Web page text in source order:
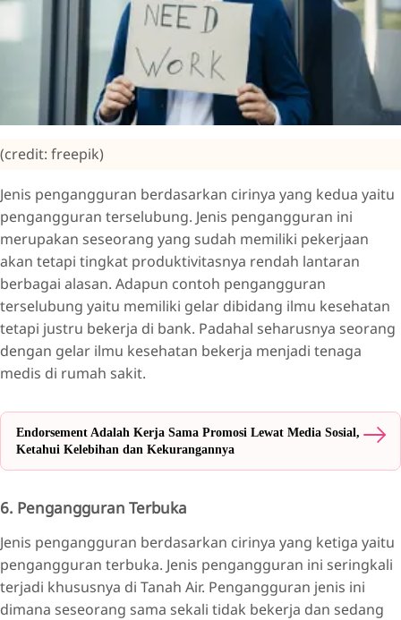
(credit: freepik)
Jenis pengangguran berdasarkan cirinya yang kedua yaitu
pengangguran terselubung. Jenis pengangguran ini
merupakan seseorang yang sudah memiliki pekerjaan
akan tetapi tingkat produktivitasnya rendah lantaran
berbagai alasan. Adapun contoh pengangguran
terselubung yaitu memiliki gelar dibidang ilmu kesehatan
tetapi justru bekerja di bank. Padahal seharusnya seorang
dengan gelar ilmu kesehatan bekerja menjadi tenaga
medis di rumah sakit.
Endorsement Adalah Kerja Sama Promosi Lewat Media Sosial,
Ketahui Kelebihan dan Kekurangannya
6. Pengangguran Terbuka
Jenis pengangguran berdasarkan cirinya yang ketiga yaitu
pengangguran terbuka. Jenis pengangguran ini seringkali
terjadi khususnya di Tanah Air. Pengangguran jenis ini
dimana seseorang sama sekali tidak bekerja dan sedang